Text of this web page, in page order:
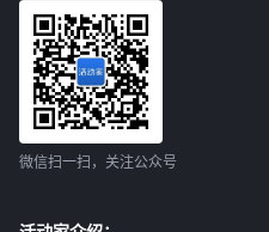
微信扫一扫，关注公众号